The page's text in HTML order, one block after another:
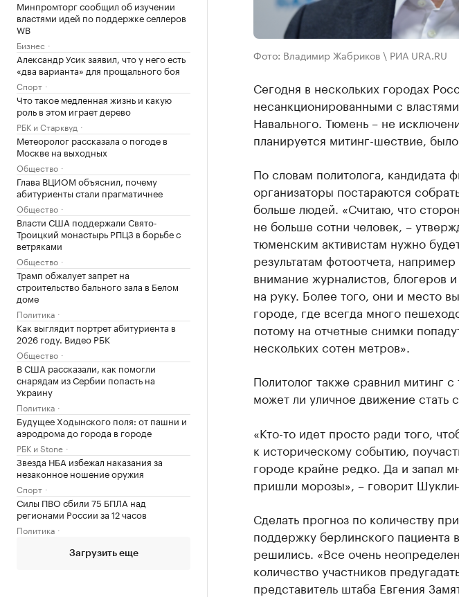
Минпромторг сообщил об изучении
властями идей по поддержке селлеров
WB
Бизнес
Александр Усик заявил, что у него есть
«два варианта» для прощального боя
Спорт
Что такое медленная жизнь и какую
роль в этом играет дерево
РБК и Старквуд
Метеоролог рассказала о погоде в
Москве на выходных
Общество
Глава ВЦИОМ объяснил, почему
абитуриенты стали прагматичнее
Общество
Власти США поддержали Свято-
Троицкий монастырь РПЦЗ в борьбе с
ветряками
Общество
Трамп обжалует запрет на
строительство бального зала в Белом
доме
Политика
Как выглядит портрет абитуриента в
2026 году. Видео РБК
Общество
В США рассказали, как помогли
снарядам из Сербии попасть на
Украину
Политика
Будущее Ходынского поля: от пашни и
аэродрома до города в городе
РБК и Stone
Звезда НБА избежал наказания за
незаконное ношение оружия
Спорт
Силы ПВО сбили 75 БПЛА над
регионами России за 12 часов
Политика
Загрузить еще
Фото: Владимир Жабриков \ РИА URA.RU
Сегодня в нескольких городах
несанкционированными с
Навального. Тюмень – не
планируется митинг-шествие,
По словам политолога, кандидата
организаторы постараются
больше людей. «Считаю, что
не больше сотни человек, –
тюменским активистам нужно
результатам фотоотчета,
внимание журналистов, блогеров
на руку. Более того, они и место
городе, где всегда много
потому на отчетные снимки
нескольких сотен метров».
Политолог также сравнил митинг
может ли уличное движение стать
«Кто-то идет просто ради того,
к историческому событию,
городе крайне редко. Да и запал
пришли морозы», – говорит
Сделать прогноз по количеству
поддержку берлинского
решились. «Все очень
количество участников
представитель штаба Евгения